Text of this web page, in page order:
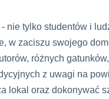
nie tylko studentów i
w zaciszu swojego
różnych
z uwagi na
lokal oraz dokonywać